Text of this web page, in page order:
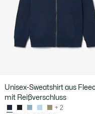
Unisex-Sweatshirt aus
mit Reißverschluss
+ 2